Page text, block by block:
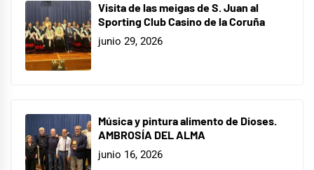
Visita de las meigas de S. Juan al
Sporting Club Casino de la Coruña
junio 29, 2026
Música y pintura alimento de Dioses.
AMBROSÍA DEL ALMA
junio 16, 2026